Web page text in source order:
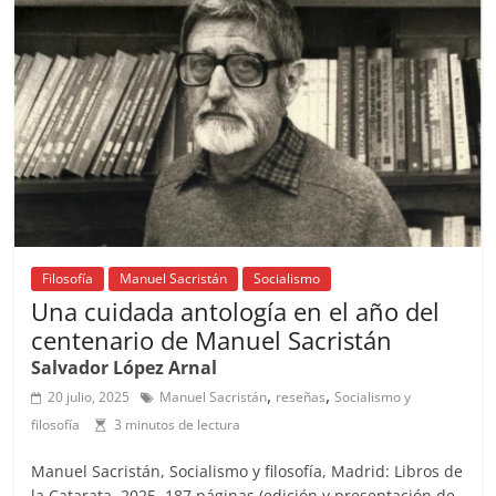
o
o
k
p
p
s tir
Filosofía Manuel Sacristán Socialismo
Una cuidada antología en el año del
centenario de Manuel Sacristán
Salvador López Arnal
20 julio, 2025 Manuel Sacristán, reseñas,Socialismo y
filosofía
3 minutos de lectura
Manuel Sacristán, Socialismo y filosofía, Madrid: Libros de